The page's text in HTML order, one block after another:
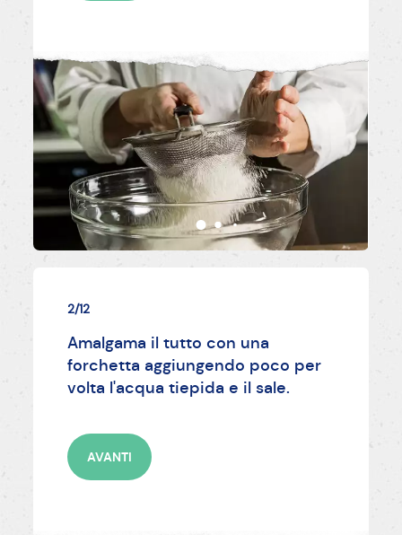
2/12
Amalgama il tutto con una
forchetta aggiungendo poco per
volta l'acqua tiepida e il sale.
AVANTI